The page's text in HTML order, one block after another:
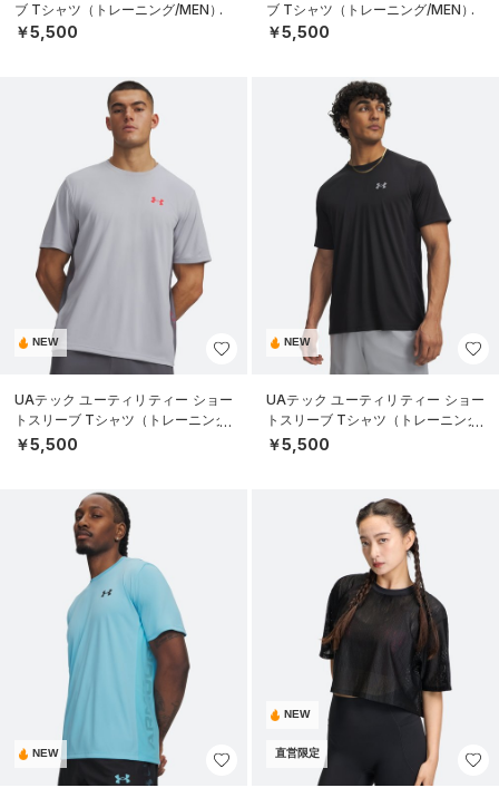
ブ Tシャツ（トレーニング/MEN）
￥5,500
ブ Tシャツ（トレーニング/MEN）
￥5,500
NEW
UAテック ユーティリティー ショー
トスリーブ Tシャツ（トレーニング/
MEN）
￥5,500
NEW
UAテック ユーティリティー ショー
トスリーブ Tシャツ（トレーニング/
MEN）
￥5,500
NEW
NEW
直営限定